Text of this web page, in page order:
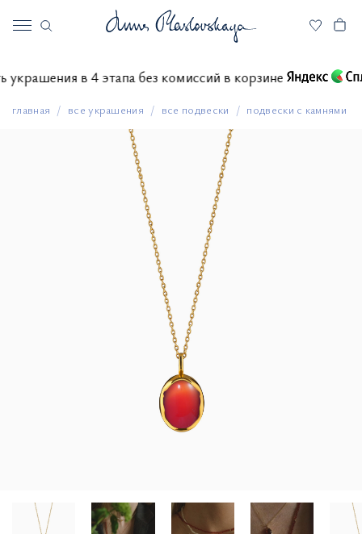
украшения в 4 этапа без комиссий в корзине
главная все украшения все подвески подвески с камнями